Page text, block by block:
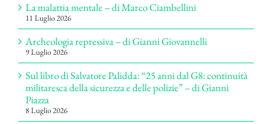
La malattia mentale – di Marco Ciambellini
11 Luglio 2026
Archeologia repressiva – di Gianni Giovannelli
9 Luglio 2026
Sul libro di Salvatore Palidda: “25 anni dal G8: continuità
militaresca della sicurezza e delle polizie” – di Gianni
Piazza
8 Luglio 2026